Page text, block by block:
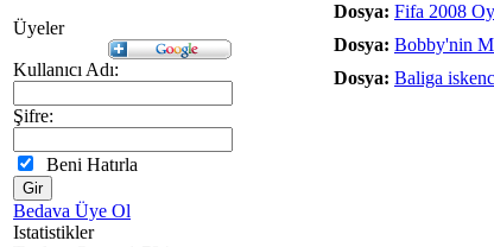
Üyeler
Kullanıcı Adı:
Şifre:
Beni Hatırla
Bedava Üye Ol
Istatistikler
Dosya: Fifa 2008
Dosya: Bobby'nin
Dosya: Baliga